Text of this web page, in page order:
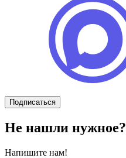
Подписаться
Не нашли нужное?
Напишите нам!